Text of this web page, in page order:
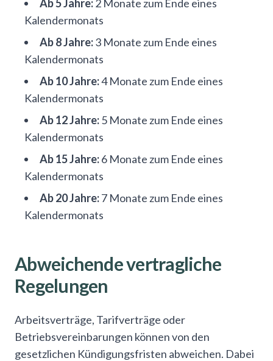
Ab 5 Jahre:2 Monate zum Ende eines
Kalendermonats
Ab 8 Jahre:3 Monate zum Ende eines
Kalendermonats
Ab 10 Jahre:4 Monate zum Ende eines
Kalendermonats
Ab 12 Jahre:5 Monate zum Ende eines
Kalendermonats
Ab 15 Jahre:6 Monate zum Ende eines
Kalendermonats
Ab 20 Jahre:7 Monate zum Ende eines
Kalendermonats
Abweichende vertragliche
Regelungen
Arbeitsverträge, Tarifverträge oder
Betriebsvereinbarungen können von den
gesetzlichen Kündigungsfristen abweichen. Dabei